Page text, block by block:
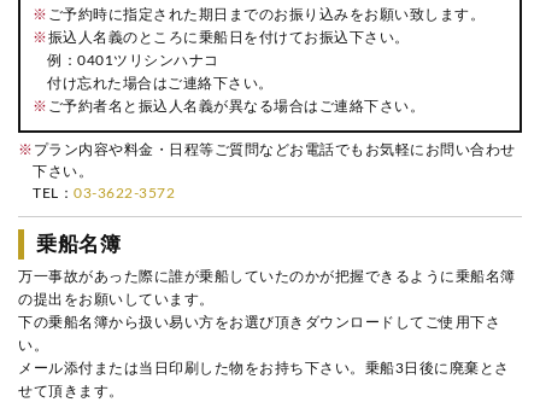
※ ご予約時に指定された期日までのお振り込みをお願い致します。
※振込人名義のところに乗船日を付けてお振込下さい。
例：0401ツリシンハナコ
付け忘れた場合はご連絡下さい。
※ ご予約者名と振込人名義が異なる場合はご連絡下さい。
※ プラン内容や料金・日程等ご質問などお電話でもお気軽にお問い合わせ
下さい。
TEL： 03-3622-3572
乗船名簿
万一事故があった際に誰が乗船していたのかが把握できるように乗船名簿
の提出をお願いしています。
下の乗船名簿から扱い易い方をお選び頂きダウンロードしてご使用下さ
い。
メール添付または当日印刷した物をお持ち下さい。乗船3日後に廃棄とさ
せて頂きます。